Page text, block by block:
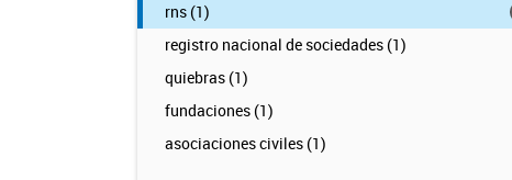
rns (1)
registro nacional de sociedades (1)
quiebras (1)
fundaciones (1)
asociaciones civiles (1)